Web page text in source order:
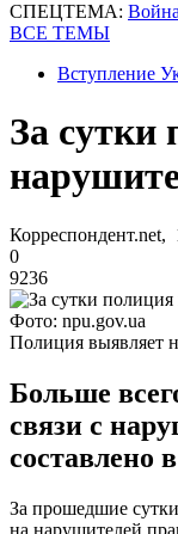
СПЕЦТЕМА:
ВСЕ ТЕМЫ
Вступление
За сутки
Корреспондент.net,
0
9236
Фото: npu.gov.ua
Полиция выявляет
Больше
связи с
составлено
За прошедшие
на нарушителей